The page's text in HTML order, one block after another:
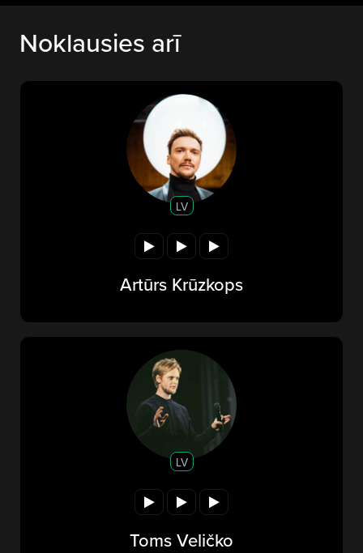
Noklausies arī
LV
Artūrs Krūzkops
LV
Toms Veličko